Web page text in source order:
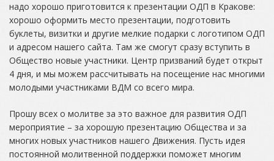
надо хорошо приготовится к презентации ОДП в Кракове:
хорошо оформить место презентации, подготовить
буклеты, визитки и другие мелкие подарки с логотипом ОДП
и адресом нашего сайта. Там же смогут сразу вступить в
Общество новые участники. Центр призваний будет открыт
4 дня, и мы можем рассчитывать на посещение нас многими
молодыми участниками ВДМ со всего мира.
Прошу всех о молитве за это важное для развития ОДП
мероприятие – за хорошую презентацию Общества и за
многих новых участников нашего Движения. Пусть идея
постоянной молитвенной поддержки поможет многим